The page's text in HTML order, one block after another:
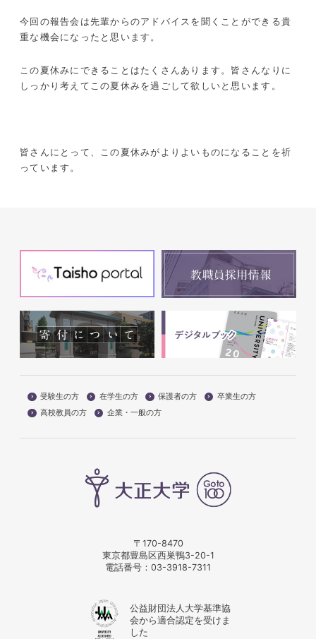
今回の報告会は先輩からのアドバイスを聞くことができる貴
重な機会になったと思います。
この夏休みにできることはたくさんあります。皆さんなりに
しっかり考えてこの夏休みを過ごして欲しいと思います。
皆さんにとって、この夏休みがよりよいものになることを祈
っています。
受験生の方 在学生の方 保護者の方
卒業生の方
高校教員の方
企業・一般の方
〒170-8470
東京都豊島区西巣鴨3-20-1
電話番号： 03-3918-7311
公益財団法人大学基準協
会から適合認定を受けま
した